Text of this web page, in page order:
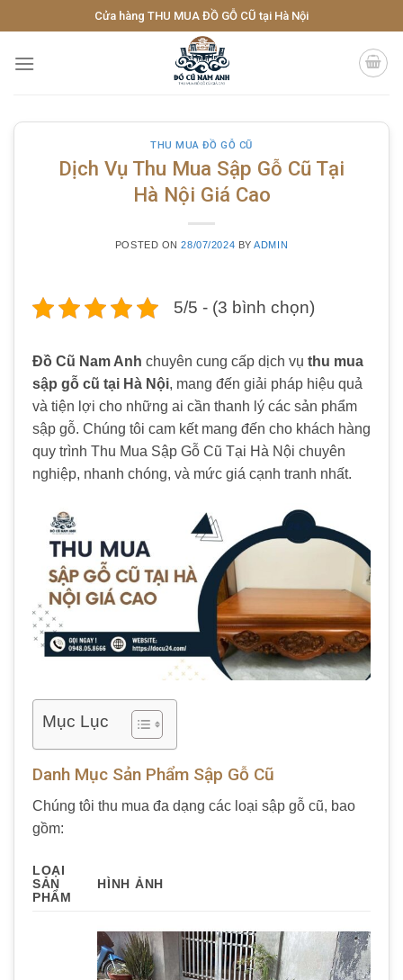
to
content
Cửa hàng THU MUA ĐỒ GỖ CŨ tại Hà Nội
THU MUA ĐỒ GỖ CŨ
Dịch Vụ Thu Mua Sập Gỗ Cũ Tại
Hà Nội Giá Cao
POSTED ON28/07/2024 BYADMIN
5/5 - (3 bình chọn)
Đồ Cũ Nam Anh chuyên cung cấp dịch vụ thu mua
sập gỗ cũ tại Hà Nội, mang đến giải pháp hiệu quả
và tiện lợi cho những ai cần thanh lý các sản phẩm
sập gỗ. Chúng tôi cam kết mang đến cho khách hàng
quy trình Thu Mua Sập Gỗ Cũ Tại Hà Nội chuyên
nghiệp, nhanh chóng, và mức giá cạnh tranh nhất.
Mục Lục
Danh Mục Sản Phẩm Sập Gỗ Cũ
Chúng tôi thu mua đa dạng các loại sập gỗ cũ, bao
gồm:
LOẠI
SẢN
PHẨM
HÌNH ẢNH